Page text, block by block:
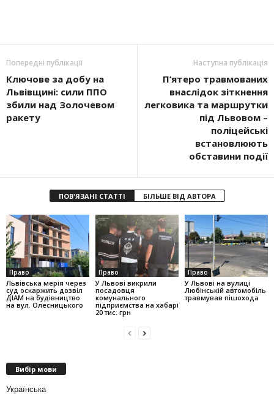
Попередні публікації
Ключове за добу на
Львівщині: сили ППО
збили над Золочевом
ракету
Наступна публікація
П’ятеро травмованих
внаслідок зіткнення
легковика та маршрутки
під Львовом –
поліцейські
встановлюють
обставини події
ПОВ'ЯЗАНІ СТАТТІ БІЛЬШЕ ВІД АВТОРА
Право
Львівська мерія через
суд оскаржить дозвіл
ДІАМ на будівництво
на вул. Олесницького
Право
У Львові викрили
посадовця
комунального
підприємства на хабарі
20 тис. грн
Право
У Львові на вулиці
Любінській автомобіль
травмував пішохода
Вибір мови
Українська